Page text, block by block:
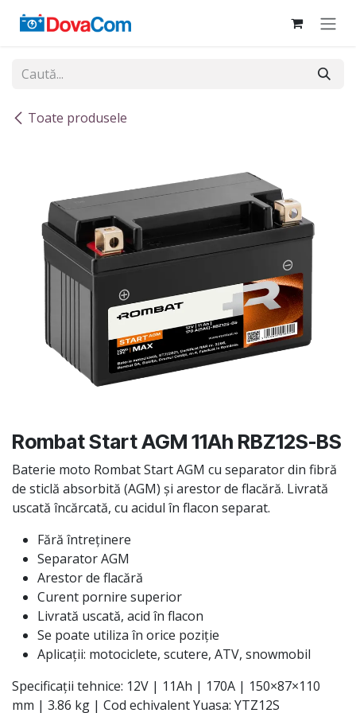
Toate produsele
Rombat Start AGM 11Ah RBZ12S-BS
Baterie moto Rombat Start AGM cu separator din fibră
de sticlă absorbită (AGM) și arestor de flacără. Livrată
uscată încărcată, cu acidul în flacon separat.
Fără întreținere
Separator AGM
Arestor de flacără
Curent pornire superior
Livrată uscată, acid în flacon
Se poate utiliza în orice poziție
Aplicații: motociclete, scutere, ATV, snowmobil
Specificații tehnice: 12V | 11Ah | 170A | 150×87×110
mm | 3.86 kg | Cod echivalent Yuasa: YTZ12S